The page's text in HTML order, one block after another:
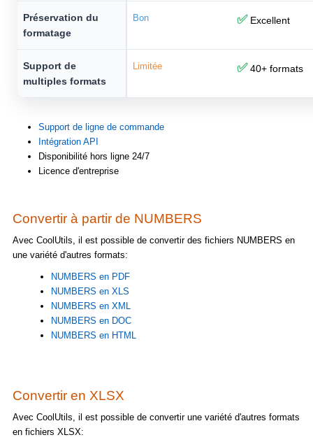
Préservation du
formatage
Bon ✅Excellent
Support de
multiples formats
Limitée ✅40+ formats
Support de ligne de commande
Intégration API
Disponibilité hors ligne 24/7
Licence d'entreprise
Convertir à partir de NUMBERS
Avec CoolUtils, il est possible de convertir des fichiers NUMBERS en
une variété d'autres formats:
NUMBERS en PDF
NUMBERS en XLS
NUMBERS en XML
NUMBERS en DOC
NUMBERS en HTML
Convertir en XLSX
Avec CoolUtils, il est possible de convertir une variété d'autres formats
en fichiers XLSX: